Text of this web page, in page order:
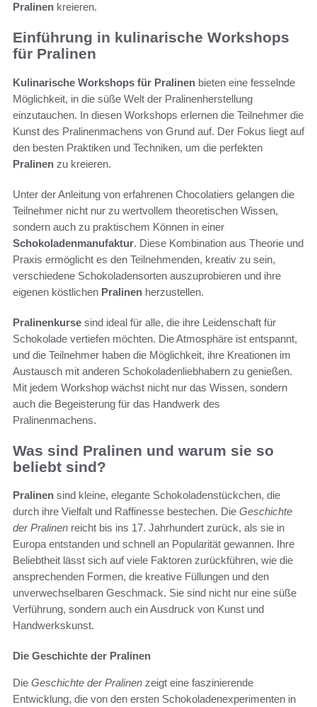
Pralinen kreieren.
Einführung in kulinarische Workshops
für Pralinen
Kulinarische Workshops für Pralinen bieten eine fesselnde
Möglichkeit, in die süße Welt der Pralinenherstellung
einzutauchen. In diesen Workshops erlernen die Teilnehmer die
Kunst des Pralinenmachens von Grund auf. Der Fokus liegt auf
den besten Praktiken und Techniken, um die perfekten
Pralinen zu kreieren.
Unter der Anleitung von erfahrenen Chocolatiers gelangen die
Teilnehmer nicht nur zu wertvollem theoretischen Wissen,
sondern auch zu praktischem Können in einer
Schokoladenmanufaktur. Diese Kombination aus Theorie und
Praxis ermöglicht es den Teilnehmenden, kreativ zu sein,
verschiedene Schokoladensorten auszuprobieren und ihre
eigenen köstlichen Pralinen herzustellen.
Pralinenkurse sind ideal für alle, die ihre Leidenschaft für
Schokolade vertiefen möchten. Die Atmosphäre ist entspannt,
und die Teilnehmer haben die Möglichkeit, ihre Kreationen im
Austausch mit anderen Schokoladenliebhabern zu genießen.
Mit jedem Workshop wächst nicht nur das Wissen, sondern
auch die Begeisterung für das Handwerk des
Pralinenmachens.
Was sind Pralinen und warum sie so
beliebt sind?
Pralinen sind kleine, elegante Schokoladenstückchen, die
durch ihre Vielfalt und Raffinesse bestechen. Die Geschichte
der Pralinen reicht bis ins 17. Jahrhundert zurück, als sie in
Europa entstanden und schnell an Popularität gewannen. Ihre
Beliebtheit lässt sich auf viele Faktoren zurückführen, wie die
ansprechenden Formen, die kreative Füllungen und den
unverwechselbaren Geschmack. Sie sind nicht nur eine süße
Verführung, sondern auch ein Ausdruck von Kunst und
Handwerkskunst.
Die Geschichte der Pralinen
Die Geschichte der Pralinen zeigt eine faszinierende
Entwicklung, die von den ersten Schokoladenexperimenten in